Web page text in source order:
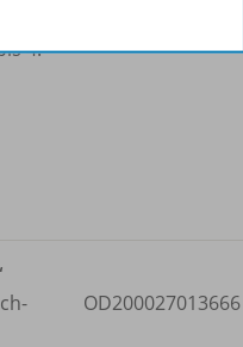
4.
OD200027013666